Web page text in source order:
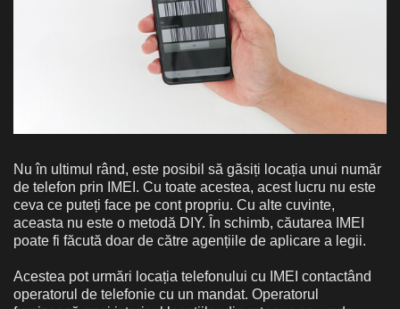
Nu în ultimul rând, este posibil să găsiți locația unui număr
de telefon prin IMEI. Cu toate acestea, acest lucru nu este
ceva ce puteți face pe cont propriu. Cu alte cuvinte,
aceasta nu este o metodă DIY. În schimb, căutarea IMEI
poate fi făcută doar de către agențiile de aplicare a legii.
Acestea pot urmări locația telefonului cu IMEI contactând
operatorul de telefonie cu un mandat. Operatorul